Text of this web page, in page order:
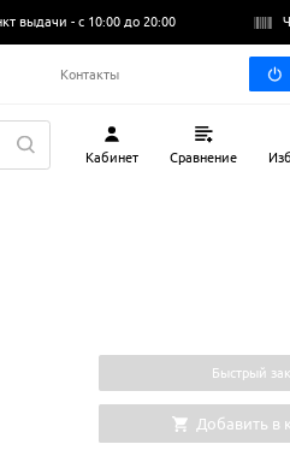
выдачи -с 10:00 до 20:00
Контакты
Кабинет Сравнение
Быстрый
Добавить в